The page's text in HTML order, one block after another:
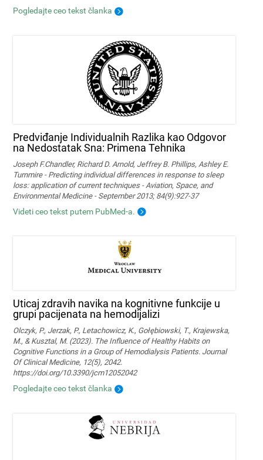
Pogledajte ceo tekst članka
Predviđanje Individualnih Razlika kao Odgovor
na Nedostatak Sna: Primena Tehnika
Joseph F.Chandler, Richard D. Arnold, Jeffrey B. Phillips, Ashley E.
Turnmire - Predicting individual differences in response to sleep
loss: application of current techniques - Aviation, Space, and
Environmental Medicine - September 2013; 84(9):927-37
Videti ceo tekst putem PubMed-a.
Uticaj zdravih navika na kognitivne funkcije u
grupi pacijenata na hemodijalizi
Olczyk, P., Jerzak, P., Letachowicz, K., Gołębiowski, T., Krajewska,
M., & Kusztal, M. (2023). The Influence of Healthy Habits on
Cognitive Functions in a Group of Hemodialysis Patients. Journal
Of Clinical Medicine, 12(5), 2042.
https://doi.org/10.3390/jcm12052042
Pogledajte ceo tekst članka